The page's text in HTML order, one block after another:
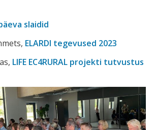
slaidid
ELARDI tegevused 2023
LIFE EC4RURAL projekti tutvustus